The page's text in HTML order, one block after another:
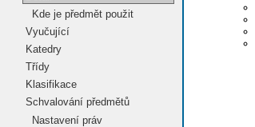
Kde je předmět použit
Vyučující
Katedry
Třídy
Klasifikace
Schvalování předmětů
Nastavení práv